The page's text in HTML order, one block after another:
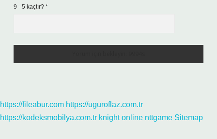
9 - 5 kaçtır? *
https://fileabur.com https://uguroflaz.com.tr
https://kodeksmobilya.com.tr knight online nttgame Sitemap